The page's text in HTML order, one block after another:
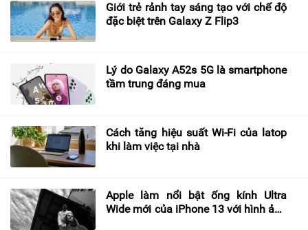
Giới trẻ rảnh tay sáng tạo với chế độ
đặc biệt trên Galaxy Z Flip3
Lý do Galaxy A52s 5G là smartphone
tầm trung đáng mua
Cách tăng hiệu suất Wi-Fi của latop
khi làm việc tại nhà
Apple làm nổi bật ống kính Ultra
Wide mới của iPhone 13 với hình ảnh